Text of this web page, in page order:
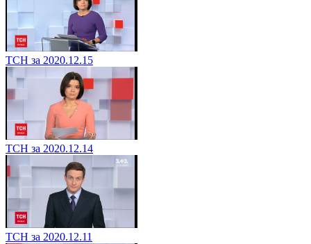
ТСН за 2020.12.15
ТСН за 2020.12.14
ТСН за 2020.12.11